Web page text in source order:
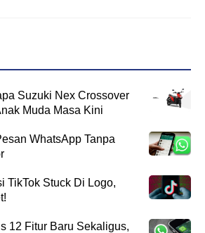
Suzuki Nex Crossover
Muda Masa Kini
WhatsApp Tanpa
TikTok Stuck Di Logo,
12 Fitur Baru Sekaligus,